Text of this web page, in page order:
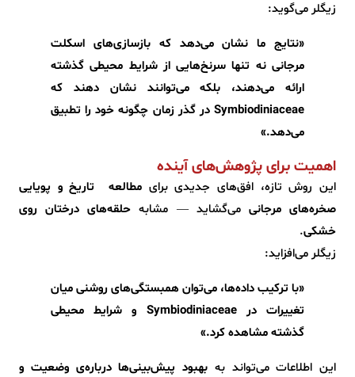
زیگلر می‌گوید:
«نتایج ما نشان می‌دهد که بازسازی‌های اسکلت
مرجانی نه تنها سرنخ‌هایی از شرایط محیطی گذشته
ارائه می‌دهند، بلکه می‌توانند نشان دهند که
Symbiodiniaceae در گذر زمان چگونه خود را تطبیق
می‌دهد.»
اهمیت برای پژوهش‌های آینده
این روش تازه، افق‌های جدیدی برایمطالعه‌ تاریخ و پویایی
صخره‌های مرجانی می‌گشاید — مشابه حلقه‌های درختان روی
خشکی.
زیگلر می‌افزاید:
«با ترکیب داده‌ها، می‌توان همبستگی‌های روشنی میان
تغییرات در Symbiodiniaceae و شرایط محیطی
گذشته مشاهده کرد.»
این اطلاعات می‌تواند به بهبود پیش‌بینی‌ها درباره‌ی وضعیت و